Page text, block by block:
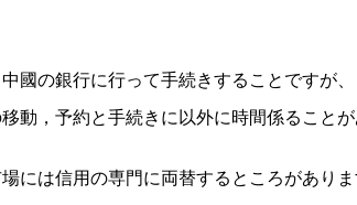
國の銀行に行って手続きすることですが、
動，予約と手続きに以外に時間係ることが
には信用の専門に両替するところがありま